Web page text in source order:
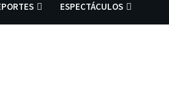
ESPECTÁCULOS